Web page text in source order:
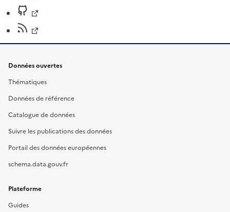
Données ouvertes
Thématiques
Données de référence
Catalogue de données
Suivre les publications des données
Portail des données européennes
schema.data.gouv.fr
Plateforme
Guides